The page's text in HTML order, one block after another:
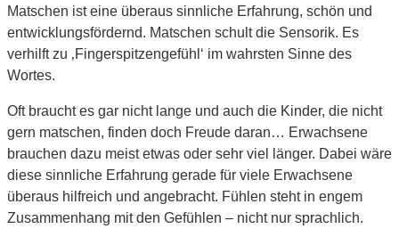
Matschen ist eine überaus sinnliche Erfahrung, schön und
entwicklungsfördernd. Matschen schult die Sensorik. Es
verhilft zu ‚Fingerspitzengefühl‘ im wahrsten Sinne des
Wortes.
Oft braucht es gar nicht lange und auch die Kinder, die nicht
gern matschen, finden doch Freude daran… Erwachsene
brauchen dazu meist etwas oder sehr viel länger. Dabei wäre
diese sinnliche Erfahrung gerade für viele Erwachsene
überaus hilfreich und angebracht. Fühlen steht in engem
Zusammenhang mit den Gefühlen – nicht nur sprachlich.